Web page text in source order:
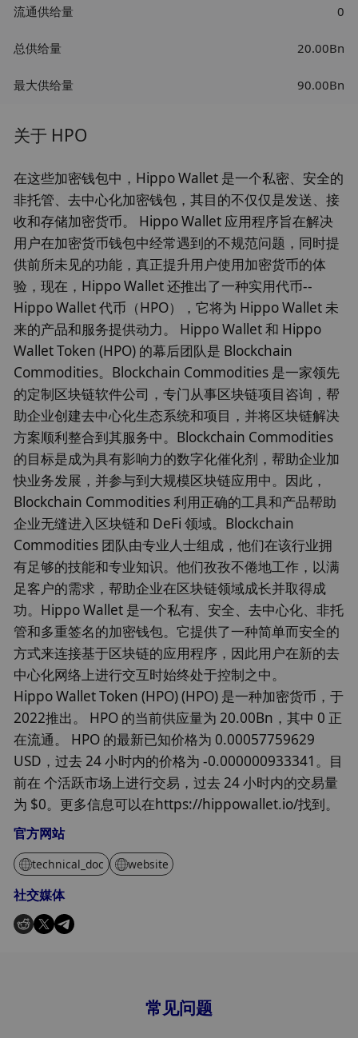
流通供给量 0
总供给量 20.00Bn
最大供给量 90.00Bn
关于 HPO
在这些加密钱包中，Hippo Wallet 是一个私密、安全的
非托管、去中心化加密钱包，其目的不仅仅是发送、接
收和存储加密货币。 Hippo Wallet 应用程序旨在解决
用户在加密货币钱包中经常遇到的不规范问题，同时提
供前所未见的功能，真正提升用户使用加密货币的体
验，现在，Hippo Wallet 还推出了一种实用代币--
Hippo Wallet 代币（HPO），它将为 Hippo Wallet 未
来的产品和服务提供动力。 Hippo Wallet 和 Hippo
Wallet Token (HPO) 的幕后团队是 Blockchain
Commodities。Blockchain Commodities 是一家领先
的定制区块链软件公司，专门从事区块链项目咨询，帮
助企业创建去中心化生态系统和项目，并将区块链解决
方案顺利整合到其服务中。Blockchain Commodities
的目标是成为具有影响力的数字化催化剂，帮助企业加
快业务发展，并参与到大规模区块链应用中。因此，
Blockchain Commodities 利用正确的工具和产品帮助
企业无缝进入区块链和 DeFi 领域。Blockchain
Commodities 团队由专业人士组成，他们在该行业拥
有足够的技能和专业知识。他们孜孜不倦地工作，以满
足客户的需求，帮助企业在区块链领域成长并取得成
功。Hippo Wallet 是一个私有、安全、去中心化、非托
管和多重签名的加密钱包。它提供了一种简单而安全的
方式来连接基于区块链的应用程序，因此用户在新的去
中心化网络上进行交互时始终处于控制之中。
Hippo Wallet Token (HPO) (HPO) 是一种加密货币，于
2022推出。 HPO 的当前供应量为 20.00Bn，其中 0 正
在流通。 HPO 的最新已知价格为 0.00057759629
USD，过去 24 小时内的价格为 -0.000000933341。目
前在 个活跃市场上进行交易，过去 24 小时内的交易量
为 $0。更多信息可以在https://hippowallet.io/找到。
官方网站
technical_doc website
社交媒体
常见问题